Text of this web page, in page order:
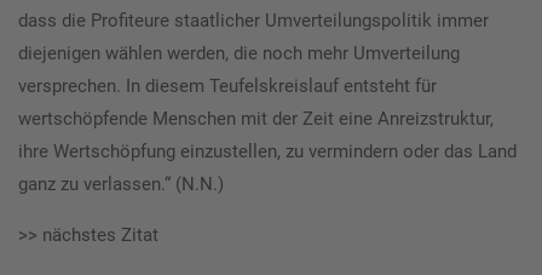
dass die Profiteure staatlicher Umverteilungspolitik immer
diejenigen wählen werden, die noch mehr Umverteilung
versprechen. In diesem Teufelskreislauf entsteht für
wertschöpfende Menschen mit der Zeit eine Anreizstruktur,
ihre Wertschöpfung einzustellen, zu vermindern oder das Land
ganz zu verlassen.“ (N.N.)
>> nächstes Zitat